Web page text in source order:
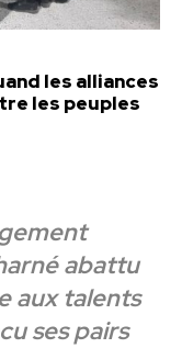
les alliances
les peuples
abattu
aux talents
ses pairs